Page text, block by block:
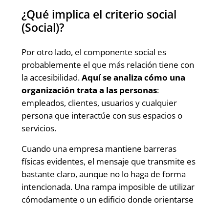
¿Qué implica el criterio social
(Social)?
Por otro lado, el componente social es
probablemente el que más relación tiene con
la accesibilidad.Aquí se analiza cómo una
organización trata a las personas:
empleados, clientes, usuarios y cualquier
persona que interactúe con sus espacios o
servicios.
Cuando una empresa mantiene barreras
físicas evidentes, el mensaje que transmite es
bastante claro, aunque no lo haga de forma
intencionada. Una rampa imposible de utilizar
cómodamente o un edificio donde orientarse